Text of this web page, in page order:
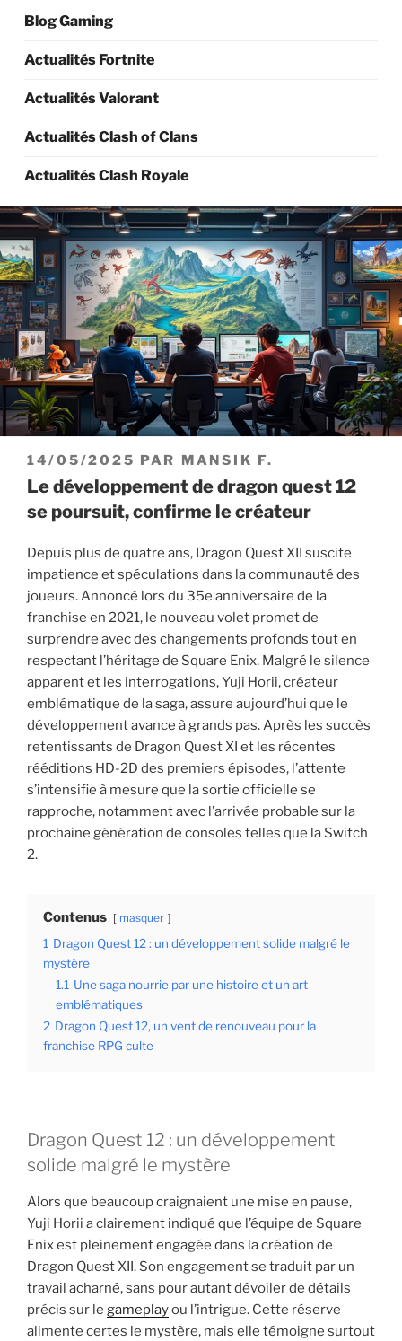
Blog Gaming
Actualités Fortnite
Actualités Valorant
Actualités Clash of Clans
Actualités Clash Royale
PUBLIÉ
LE
14/05/2025 PAR MANSIK F.
Le développement de dragon quest 12
se poursuit, confirme le créateur
Depuis plus de quatre ans, Dragon Quest XII suscite
impatience et spéculations dans la communauté des
joueurs. Annoncé lors du 35e anniversaire de la
franchise en 2021, le nouveau volet promet de
surprendre avec des changements profonds tout en
respectant l’héritage de Square Enix. Malgré le silence
apparent et les interrogations, Yuji Horii, créateur
emblématique de la saga, assure aujourd’hui que le
développement avance à grands pas. Après les succès
retentissants de Dragon Quest XI et les récentes
rééditions HD-2D des premiers épisodes, l’attente
s’intensifie à mesure que la sortie officielle se
rapproche, notamment avec l’arrivée probable sur la
prochaine génération de consoles telles que la Switch
2.
Contenus masquer
1 Dragon Quest 12 : un développement solide malgré le
mystère
1.1 Une saga nourrie par une histoire et un art
emblématiques
2 Dragon Quest 12, un vent de renouveau pour la
franchise RPG culte
Dragon Quest 12 : un développement
solide malgré le mystère
Alors que beaucoup craignaient une mise en pause,
Yuji Horii a clairement indiqué que l’équipe de Square
Enix est pleinement engagée dans la création de
Dragon Quest XII. Son engagement se traduit par un
travail acharné, sans pour autant dévoiler de détails
précis sur le gameplayou l’intrigue. Cette réserve
alimente certes le mystère, mais elle témoigne surtout